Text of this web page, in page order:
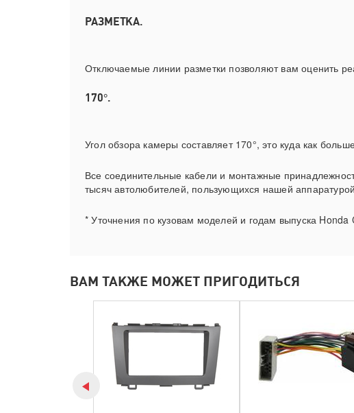
РАЗМЕТКА.
Отключаемые линии разметки позволяют вам оценить
170°.
Угол обзора камеры составляет 170°, это куда как
Все соединительные кабели и монтажные
тысяч автолюбителей, пользующихся нашей
* Уточнения по кузовам моделей и годам выпуска
ВАМ ТАКЖЕ МОЖЕТ ПРИГОДИТЬСЯ